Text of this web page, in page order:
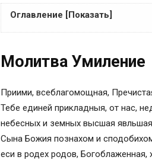
Оглавление [Показать]
Молитва вторая
Тропарь Божией Матери пред
История и значение иконы
Видео «Молитвенные
Какую молитву читать
Молитва первая
Молитва Умиление
Приими, всеблагомощная,
Тебе единей прикладныя, от нас,
небесных и земных высшая
Сына Божия познахом и
еси в родех родов,